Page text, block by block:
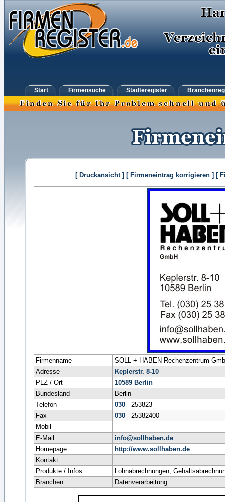
Start Firmensuche Städteregister
[ Druckansicht ] [ Firmeneintrag korrigieren ] [
Firmenname
SOLL + HABEN Rechenzentrum
Adresse
Keplerstr. 8-10
PLZ / Ort
10589 Berlin
Bundesland
Berlin
Telefon
030- 253823
Fax
030- 25382400
Mobil
E-Mail
info@sollhaben.de
Homepage
http://www.sollhaben.de
Kontakt
Produkte / Infos
Lohnabrechnungen,
Branchen
Datenverarbeitung